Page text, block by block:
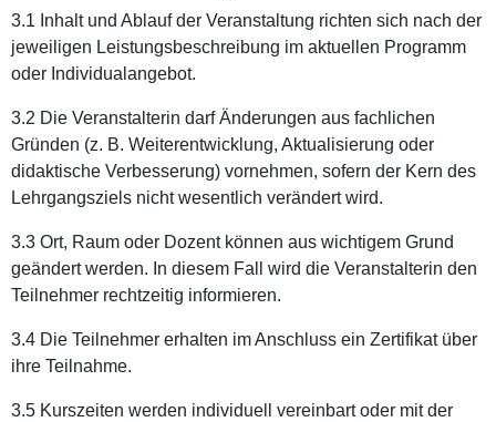
3.1 Inhalt und Ablauf der Veranstaltung richten sich nach der
jeweiligen Leistungsbeschreibung im aktuellen Programm
oder Individualangebot.
3.2 Die Veranstalterin darf Änderungen aus fachlichen
Gründen (z. B. Weiterentwicklung, Aktualisierung oder
didaktische Verbesserung) vornehmen, sofern der Kern des
Lehrgangsziels nicht wesentlich verändert wird.
3.3 Ort, Raum oder Dozent können aus wichtigem Grund
geändert werden. In diesem Fall wird die Veranstalterin den
Teilnehmer rechtzeitig informieren.
3.4 Die Teilnehmer erhalten im Anschluss ein Zertifikat über
ihre Teilnahme.
3.5 Kurszeiten werden individuell vereinbart oder mit der